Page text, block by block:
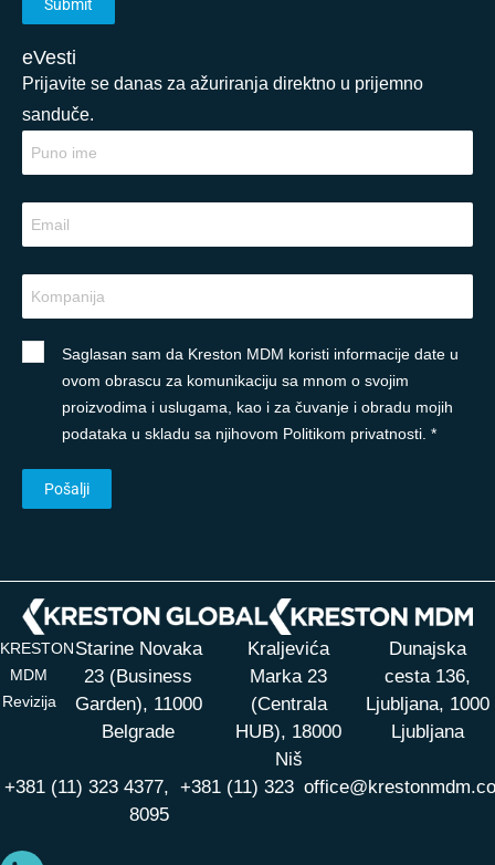
eVesti
Prijavite se danas za ažuriranja direktno u prijemno
sanduče.
Saglasan sam da Kreston MDM koristi informacije date u
ovom obrascu za komunikaciju sa mnom o svojim
proizvodima i uslugama, kao i za čuvanje i obradu mojih
podataka u skladu sa njihovom Politikom privatnosti. *
KRESTON
MDM
Revizija
Starine Novaka
23 (Business
Garden), 11000
Belgrade
Kraljevića
Marka 23
(Centrala
HUB), 18000
Niš
Dunajska
cesta 136,
Ljubljana, 1000
Ljubljana
+381 (11) 323 4377,+381 (11) 323
8095